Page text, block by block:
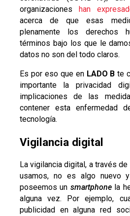
organizaciones
han
acerca de que esas
plenamente los derechos
términos bajo los que le
datos no son del todo claros.
Es por eso que en LADO B te
importante la privacidad
implicaciones de las
contener esta enfermedad
tecnología.
Vigilancia digital
La vigilancia digital, a través
usamos, no es algo nuevo
poseemos un smartphonela
alguna vez. Por ejemplo,
publicidad en alguna red